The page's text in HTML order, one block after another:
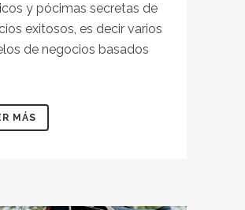
y pócimas secretas de
exitosos, es decir varios
de negocios basados
MÁS